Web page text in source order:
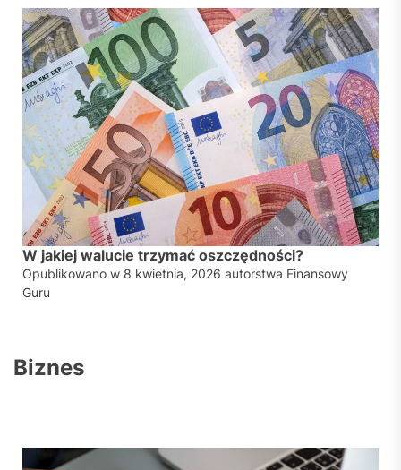
W jakiej walucie trzymać oszczędności?
Opublikowano w 8 kwietnia, 2026 autorstwa Finansowy
Guru
Biznes